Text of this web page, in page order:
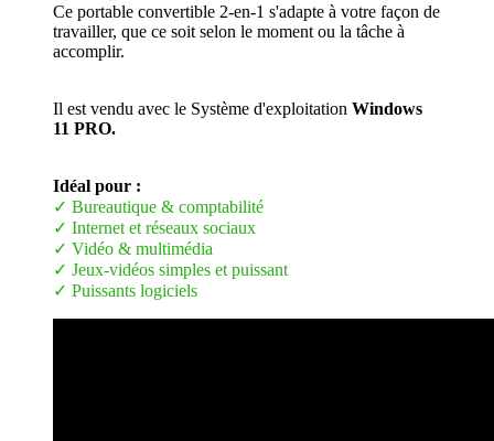
Ce portable convertible 2-en-1 s'adapte à votre façon de
travailler, que ce soit selon le moment ou la tâche à
accomplir.
Il est vendu avec le Système d'exploitation Windows
11 PRO.
Idéal pour :
✓ Bureautique & comptabilité
✓ Internet et réseaux sociaux
✓ Vidéo & multimédia
✓ Jeux-vidéos simples et puissant
✓ Puissants logiciels